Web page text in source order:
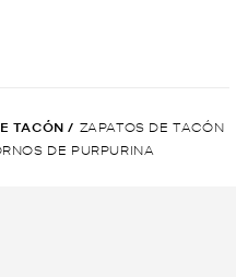
TACÓN / ZAPATOS DE TACÓN
DE PURPURINA